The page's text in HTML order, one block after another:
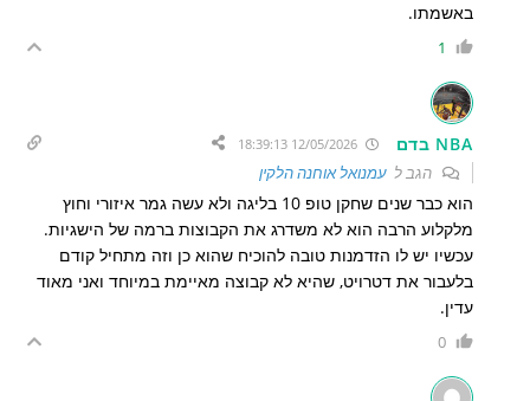
באשמתו.
1
NBA בדם 12/05/2026 18:39:13
הגב לעמנואל אוחנה הלקין
הוא כבר שנים שחקן טופ 10 בליגה ולא עשה גמר איזורי וחוץ
מלקלוע הרבה הוא לא משדרג את הקבוצות ברמה של הישגיות.
עכשיו יש לו הזדמנות טובה להוכיח שהוא כן וזה מתחיל קודם
בלעבור את דטרויט, שהיא לא קבוצה מאיימת במיוחד ואני מאוד
עדין.
0